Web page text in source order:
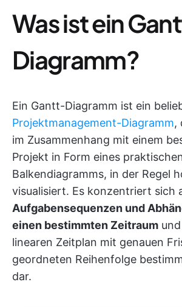
Was ist ein
Diagramm?
Ein Gantt-Diagramm ist ein
Projektmanagement-Diagramm,
im Zusammenhang mit einem
Projekt in Form eines
Balkendiagramms, in der Regel
visualisiert. Es konzentriert sich
Aufgabensequenzen und
einen bestimmten Zeitraum
linearen Zeitplan mit genauen
geordneten Reihenfolge
dar.